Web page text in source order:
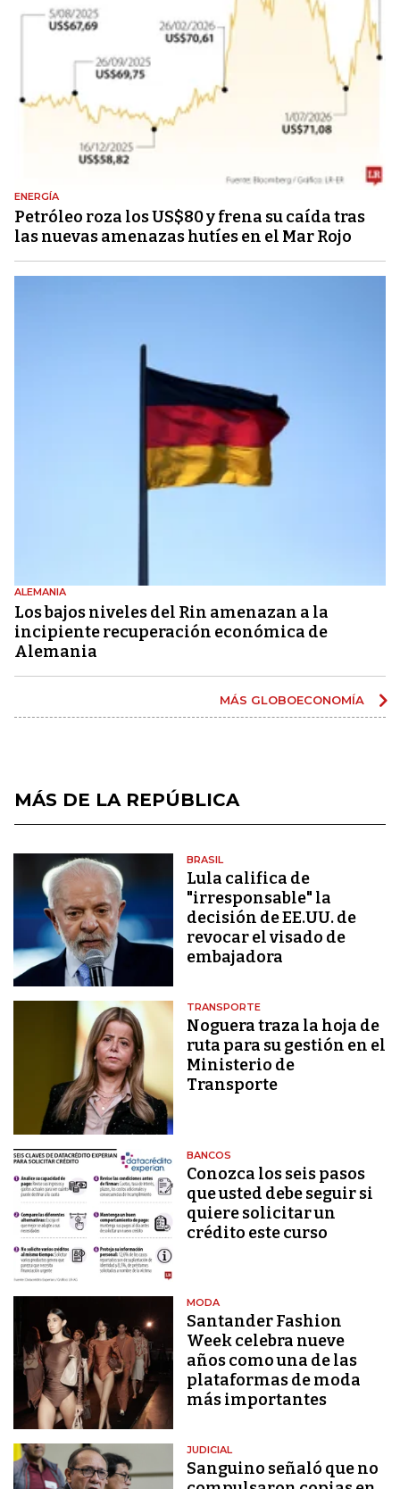
ENERGÍA
Petróleo roza los US$80 y frena su caída tras
las nuevas amenazas hutíes en el Mar Rojo
ALEMANIA
Los bajos niveles del Rin amenazan a la
incipiente recuperación económica de
Alemania
MÁS GLOBOECONOMÍA
MÁS DE LA REPÚBLICA
BRASIL
Lula califica de
"irresponsable" la
decisión de EE.UU. de
revocar el visado de
embajadora
TRANSPORTE
Noguera traza la hoja de
ruta para su gestión en el
Ministerio de
Transporte
BANCOS
Conozca los seis pasos
que usted debe seguir si
quiere solicitar un
crédito este curso
MODA
Santander Fashion
Week celebra nueve
años como una de las
plataformas de moda
más importantes
JUDICIAL
Sanguino señaló que no